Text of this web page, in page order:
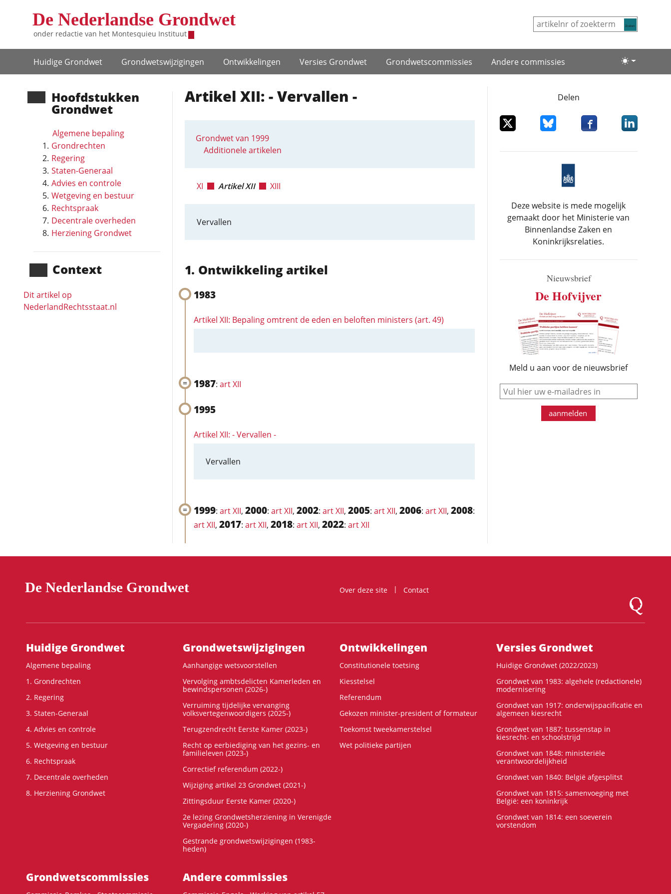
De Nederlandse Grondwet
onder redactie van het Montesquieu Instituut
Lichte/
Hoofdnavigatie
Huidige Grondwet Grondwets­wijzigingen Ontwikke­lingen Versies Grondwet Grondwets­commissies Andere commissies
Hoofd­stukken
Grondwet
Algemene bepaling
Grondrechten
Regering
Staten-Generaal
Advies en controle
Wetgeving en bestuur
Rechtspraak
Decentrale overheden
Herziening Grondwet
Context
Dit artikel op
NederlandRechts­staat.nl
Artikel XII: - Vervallen -
Grondwet van 1999
Additionele artikelen
XI Artikel XII XIII
Vervallen
Ontwikkeling artikel
1983
Artikel XII: Bepaling omtrent de eden en beloften ministers (art. 49)
1987: art XII
1995
Artikel XII: - Vervallen -
Vervallen
1999: art XII, 2000: art XII, 2002: art XII, 2005: art XII, 2006: art XII, 2008:
art XII, 2017: art XII, 2018: art XII, 2022: art XII
Delen
Deel dit item op XDeel dit item op Bluesky
Deel dit item op
Deel dit
Deze website is mede mogelijk
gemaakt door het Ministerie van
Binnenlandse Zaken en
Koninkrijksrelaties.
Nieuwsbrief
De Hofvijver
Meld u aan voor de nieuwsbrief
e-mail
aanmelden
De Nederlandse Grondwet Over deze site
Contact
Logo
Hoofdnavigatie
Huidige Grondwet
Algemene bepaling
1. Grondrechten
2. Regering
3. Staten-Generaal
4. Advies en controle
5. Wetgeving en bestuur
6. Rechtspraak
7. Decentrale overheden
8. Herziening Grondwet
Grondwets­wijzigingen
Aanhangige wetsvoorstellen
Vervolging ambtsdelicten Kamerleden en
bewindspersonen (2026-)
Verruiming tijdelijke vervanging
volksvertegenwoordigers (2025-)
Terugzendrecht Eerste Kamer (2023-)
Recht op eerbiediging van het gezins- en
familieleven (2023-)
Correctief referendum (2022-)
Wijziging artikel 23 Grondwet (2021-)
Zittingsduur Eerste Kamer (2020-)
2e lezing Grondwetsherziening in Verenigde
Vergadering (2020-)
Gestrande grondwetswijzigingen (1983-
heden)
Ontwikke­lingen
Constitutionele toetsing
Kiesstelsel
Referendum
Gekozen minister-president of formateur
Toekomst tweekamerstelsel
Wet politieke partijen
Versies Grondwet
Huidige Grondwet (2022/2023)
Grondwet van 1983: algehele (redactionele)
modernisering
Grondwet van 1917: onderwijspacificatie en
algemeen kiesrecht
Grondwet van 1887: tussenstap in
kiesrecht- en schoolstrijd
Grondwet van 1848: ministeriële
verantwoordelijkheid
Grondwet van 1840: België afgesplitst
Grondwet van 1815: samenvoeging met
België: een koninkrijk
Grondwet van 1814: een soeverein
vorstendom
Grondwets­commissies Andere commissies